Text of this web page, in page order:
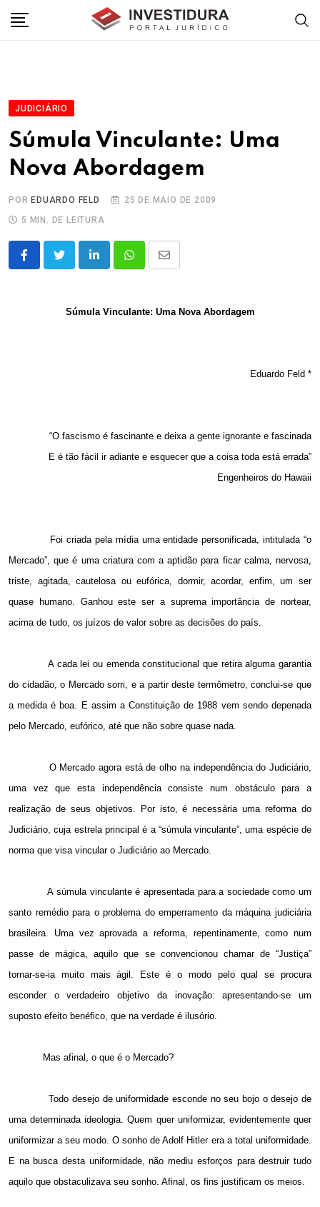
JUDICIÁRIO
Súmula Vinculante: Uma
Nova Abordagem
POR EDUARDO FELD
25 DE MAIO DE 2009
5 MIN. DE LEITURA
LinkedInWhatsappShare
Súmula Vinculante: Uma Nova Abordagem
Eduardo Feld *
“O fascismo é fascinante e deixa a gente ignorante e fascinada
E é tão fácil ir adiante e esquecer que a coisa toda está errada”
Engenheiros do Hawaii
Foi criada pela mídia uma entidade personificada, intitulada “o
Mercado”, que é uma criatura com a aptidão para ficar calma, nervosa,
triste, agitada, cautelosa ou eufórica, dormir, acordar, enfim, um ser
quase humano. Ganhou este ser a suprema importância de nortear,
acima de tudo, os juízos de valor sobre as decisões do país.
A cada lei ou emenda constitucional que retira alguma garantia
do cidadão, o Mercado sorri, e a partir deste termômetro, conclui-se que
a medida é boa. E assim a Constituição de 1988 vem sendo depenada
pelo Mercado, eufórico, até que não sobre quase nada.
O Mercado agora está de olho na independência do Judiciário,
uma vez que esta independência consiste num obstáculo para a
realização de seus objetivos. Por isto, é necessária uma reforma do
Judiciário, cuja estrela principal é a “súmula vinculante”, uma espécie de
norma que visa vincular o Judiciário ao Mercado.
A súmula vinculante é apresentada para a sociedade como um
santo remédio para o problema do emperramento da máquina judiciária
brasileira. Uma vez aprovada a reforma, repentinamente, como num
passe de mágica, aquilo que se convencionou chamar de “Justiça”
tornar-se-ia muito mais ágil. Este é o modo pelo qual se procura
esconder o verdadeiro objetivo da inovação: apresentando-se um
suposto efeito benéfico, que na verdade é ilusório.
Mas afinal, o que é o Mercado?
Todo desejo de uniformidade esconde no seu bojo o desejo de
uma determinada ideologia. Quem quer uniformizar, evidentemente quer
uniformizar a seu modo. O sonho de Adolf Hitler era a total uniformidade.
E na busca desta uniformidade, não mediu esforços para destruir tudo
aquilo que obstaculizava seu sonho. Afinal, os fins justificam os meios.